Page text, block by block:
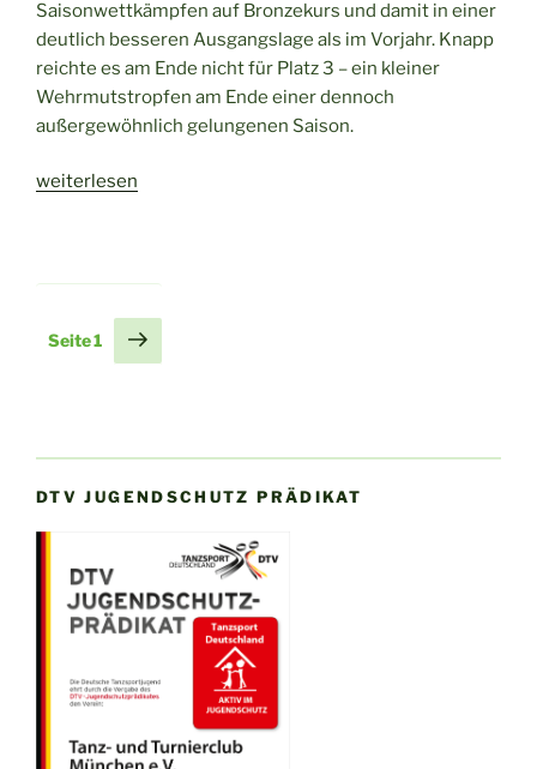
Saisonwettkämpfen auf Bronzekurs und damit in einer
deutlich besseren Ausgangslage als im Vorjahr. Knapp
reichte es am Ende nicht für Platz 3 – ein kleiner
Wehrmutstropfen am Ende einer dennoch
außergewöhnlich gelungenen Saison.
„Saisonabschluss
Formationen:
Sneekears
Vergleich
weiterlesen
Seitennummerierung
Seite1
Nächste
Seite
DTV JUGENDSCHUTZ PRÄDIKAT